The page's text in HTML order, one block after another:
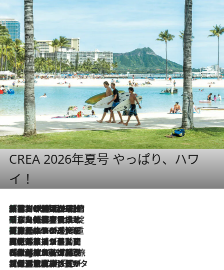
CREA 2026年夏号 やっぱり、ハワ
イ！
2026.8.6
「荷物が増えるほど旅ストレスは増す」美容ジャーナリストがたどり着いた最終結論。“化粧品を劇的に減らす”感動の凝縮美容とは
2026.8.6
「旅先には金髪ウィッグを持参」日本と同じメイクでは損してる!? 美容ジャーナリストが提案する“掟破りの旅美容”とは
2026.8.6
【厳選旅コスメ】「身軽さ＆UV対策重視！」ヘアアーティストshucoが選んだ夏旅ベストコスメを発表【Mサイズジップ】
2026.8.5
【厳選旅コスメ】国内をあちこち移動する河井菜摘が選んだ夏旅ベストコスメ発表！「リラックスアイテムはマスト」【Mサイズジップ】
2026.8.4
【厳選旅コスメ】「紫外線＆乾燥対策しながらメイク感も！」ヘア＆メイクGeorgeが選んだ夏旅ベストコスメを発表！【Mサイズジップ】
2026.8.3
【厳選旅コスメ】「保湿もタイパ重視！」“サウナ好き”タレント清水みさとが愛用する夏旅ベストコスメを発表！【Mサイズジップ】